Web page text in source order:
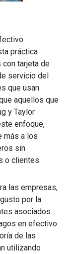
práctica
con tarjeta de
servicio del
que usan
aquellos que
y Taylor
enfoque,
más a los
sin
o clientes.
las empresas,
por la
asociados.
en efectivo
de las
utilizando